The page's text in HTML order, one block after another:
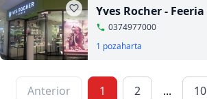
Yves Rocher - Feeria
0374977000
1 pozaharta
Anterior 1 2 ... 10